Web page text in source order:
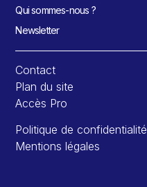
Qui sommes-nous ?
Newsletter
Contact
Plan du site
Accès Pro
Politique de confidentialité
Mentions légales